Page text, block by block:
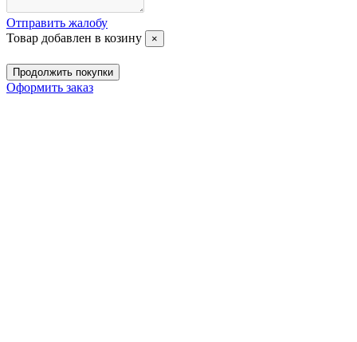
Отправить жалобу
Товар добавлен в козину
×
Продолжить покупки
Оформить заказ